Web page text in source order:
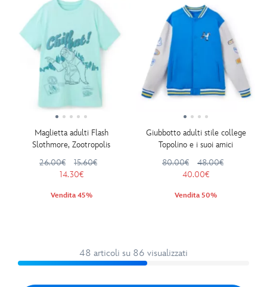
Maglietta adulti Flash
Slothmore, Zootropolis
26.00€
15.60€
14.30€
Vendita 45%
Giubbotto adulti stile college
Topolino e i suoi amici
80.00€
48.00€
40.00€
Vendita 50%
48 articoli su 86 visualizzati